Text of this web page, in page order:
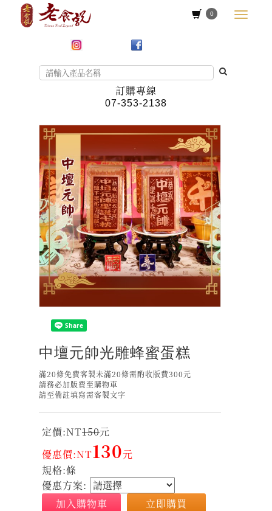
0
訂購專線
07-353-2138
中壇元帥光雕蜂蜜蛋糕
滿20條免費客製未滿20條需酌收版費300元
請務必加版費至購物車
請至備註填寫需客製文字
定價:NT150元
優惠價:NT130元
規格:條
優惠方案:
加入購物車
立即購買